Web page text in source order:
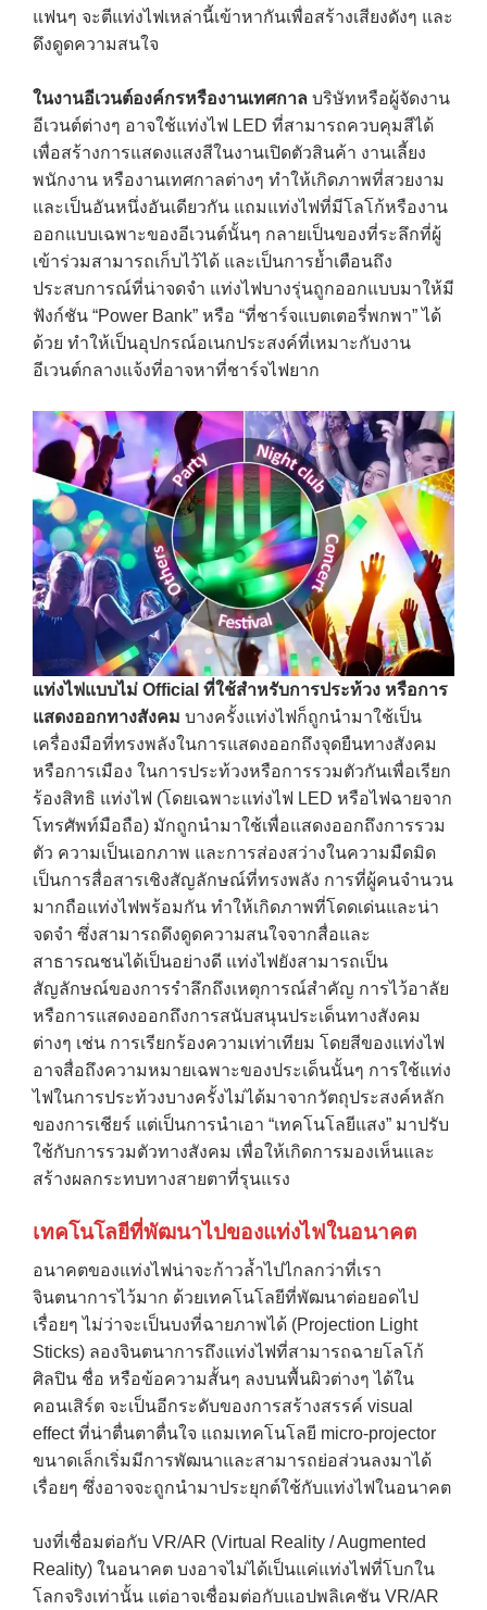
แฟนๆ จะตีแท่งไฟเหล่านี้เข้าหากันเพื่อสร้างเสียงดังๆ และ
ดึงดูดความสนใจ
ในงานอีเวนต์องค์กรหรืองานเทศกาล บริษัทหรือผู้จัดงาน
อีเวนต์ต่างๆ อาจใช้แท่งไฟ LED ที่สามารถควบคุมสีได้
เพื่อสร้างการแสดงแสงสีในงานเปิดตัวสินค้า งานเลี้ยง
พนักงาน หรืองานเทศกาลต่างๆ ทำให้เกิดภาพที่สวยงาม
และเป็นอันหนึ่งอันเดียวกัน แถมแท่งไฟที่มีโลโก้หรืองาน
ออกแบบเฉพาะของอีเวนต์นั้นๆ กลายเป็นของที่ระลึกที่ผู้
เข้าร่วมสามารถเก็บไว้ได้ และเป็นการย้ำเตือนถึง
ประสบการณ์ที่น่าจดจำ แท่งไฟบางรุ่นถูกออกแบบมาให้มี
ฟังก์ชัน “Power Bank” หรือ “ที่ชาร์จแบตเตอรี่พกพา” ได้
ด้วย ทำให้เป็นอุปกรณ์อเนกประสงค์ที่เหมาะกับงาน
อีเวนต์กลางแจ้งที่อาจหาที่ชาร์จไฟยาก
แท่งไฟแบบไม่ Official ที่ใช้สำหรับการประท้วง หรือการ
แสดงออกทางสังคม บางครั้งแท่งไฟก็ถูกนำมาใช้เป็น
เครื่องมือที่ทรงพลังในการแสดงออกถึงจุดยืนทางสังคม
หรือการเมือง ในการประท้วงหรือการรวมตัวกันเพื่อเรียก
ร้องสิทธิ แท่งไฟ (โดยเฉพาะแท่งไฟ LED หรือไฟฉายจาก
โทรศัพท์มือถือ) มักถูกนำมาใช้เพื่อแสดงออกถึงการรวม
ตัว ความเป็นเอกภาพ และการส่องสว่างในความมืดมิด
เป็นการสื่อสารเชิงสัญลักษณ์ที่ทรงพลัง การที่ผู้คนจำนวน
มากถือแท่งไฟพร้อมกัน ทำให้เกิดภาพที่โดดเด่นและน่า
จดจำ ซึ่งสามารถดึงดูดความสนใจจากสื่อและ
สาธารณชนได้เป็นอย่างดี แท่งไฟยังสามารถเป็น
สัญลักษณ์ของการรำลึกถึงเหตุการณ์สำคัญ การไว้อาลัย
หรือการแสดงออกถึงการสนับสนุนประเด็นทางสังคม
ต่างๆ เช่น การเรียกร้องความเท่าเทียม โดยสีของแท่งไฟ
อาจสื่อถึงความหมายเฉพาะของประเด็นนั้นๆ การใช้แท่ง
ไฟในการประท้วงบางครั้งไม่ได้มาจากวัตถุประสงค์หลัก
ของการเชียร์ แต่เป็นการนำเอา “เทคโนโลยีแสง” มาปรับ
ใช้กับการรวมตัวทางสังคม เพื่อให้เกิดการมองเห็นและ
สร้างผลกระทบทางสายตาที่รุนแรง
เทคโนโลยีที่พัฒนาไปของแท่งไฟในอนาคต
อนาคตของแท่งไฟน่าจะก้าวล้ำไปไกลกว่าที่เรา
จินตนาการไว้มาก ด้วยเทคโนโลยีที่พัฒนาต่อยอดไป
เรื่อยๆ ไม่ว่าจะเป็นบงที่ฉายภาพได้ (Projection Light
Sticks) ลองจินตนาการถึงแท่งไฟที่สามารถฉายโลโก้
ศิลปิน ชื่อ หรือข้อความสั้นๆ ลงบนพื้นผิวต่างๆ ได้ใน
คอนเสิร์ต จะเป็นอีกระดับของการสร้างสรรค์ visual
effect ที่น่าตื่นตาตื่นใจ แถมเทคโนโลยี micro-projector
ขนาดเล็กเริ่มมีการพัฒนาและสามารถย่อส่วนลงมาได้
เรื่อยๆ ซึ่งอาจจะถูกนำมาประยุกต์ใช้กับแท่งไฟในอนาคต
บงที่เชื่อมต่อกับ VR/AR (Virtual Reality / Augmented
Reality) ในอนาคต บงอาจไม่ได้เป็นแค่แท่งไฟที่โบกใน
โลกจริงเท่านั้น แต่อาจเชื่อมต่อกับแอปพลิเคชัน VR/AR